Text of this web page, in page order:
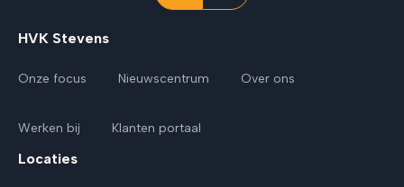
HVK Stevens
Onze focus Nieuwscentrum Over ons
Werken bij Klanten portaal
Locaties